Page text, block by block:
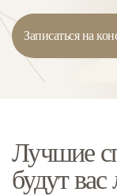
Записаться на
Лучшие
будут вас